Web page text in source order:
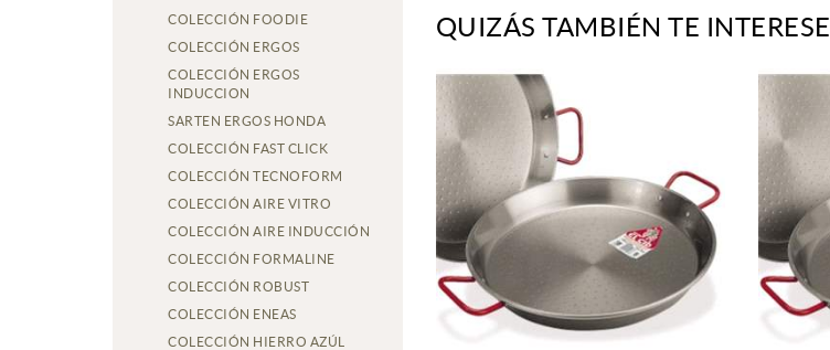
COLECCIÓN FOODIE
COLECCIÓN ERGOS
COLECCIÓN ERGOS
INDUCCION
SARTEN ERGOS HONDA
COLECCIÓN FAST CLICK
COLECCIÓN TECNOFORM
COLECCIÓN AIRE VITRO
COLECCIÓN AIRE INDUCCIÓN
COLECCIÓN FORMALINE
COLECCIÓN ROBUST
COLECCIÓN ENEAS
COLECCIÓN HIERRO AZÚL
QUIZÁS TAMBIÉN TE INTERESE